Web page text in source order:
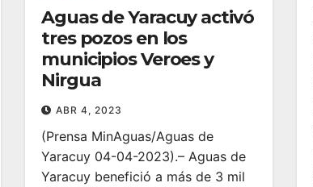
Aguas de Yaracuy activó
tres pozos en los
municipios Veroes y
Nirgua
ABR 4, 2023
(Prensa MinAguas/Aguas de
Yaracuy 04-04-2023).– Aguas de
Yaracuy benefició a más de 3 mil